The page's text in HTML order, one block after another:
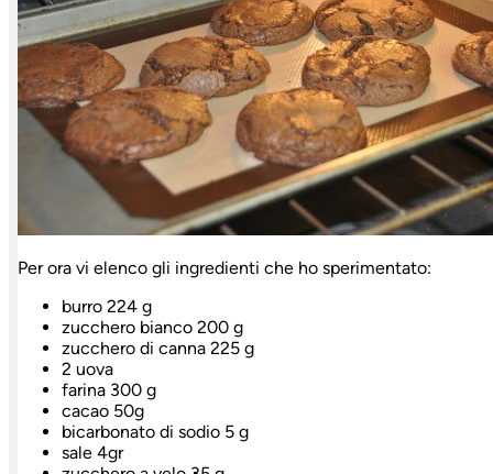
Per ora vi elenco gli ingredienti che ho sperimentato:
burro 224 g
zucchero bianco 200 g
zucchero di canna 225 g
2 uova
farina 300 g
cacao 50g
bicarbonato di sodio 5 g
sale 4gr